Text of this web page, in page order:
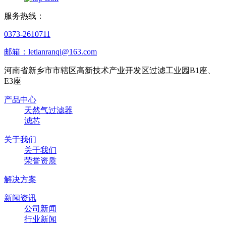
服务热线：
0373-2610711
邮箱：letianranqi@163.com
河南省新乡市市辖区高新技术产业开发区过滤工业园B1座、
E3座
产品中心
天然气过滤器
滤芯
关于我们
关于我们
荣誉资质
解决方案
新闻资讯
公司新闻
行业新闻